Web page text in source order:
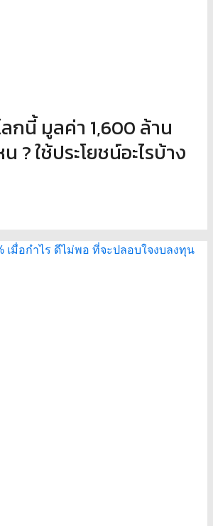
กนี้ มูลค่า 1,600 ล้าน
? ใช้ประโยชน์อะไรบ้าง